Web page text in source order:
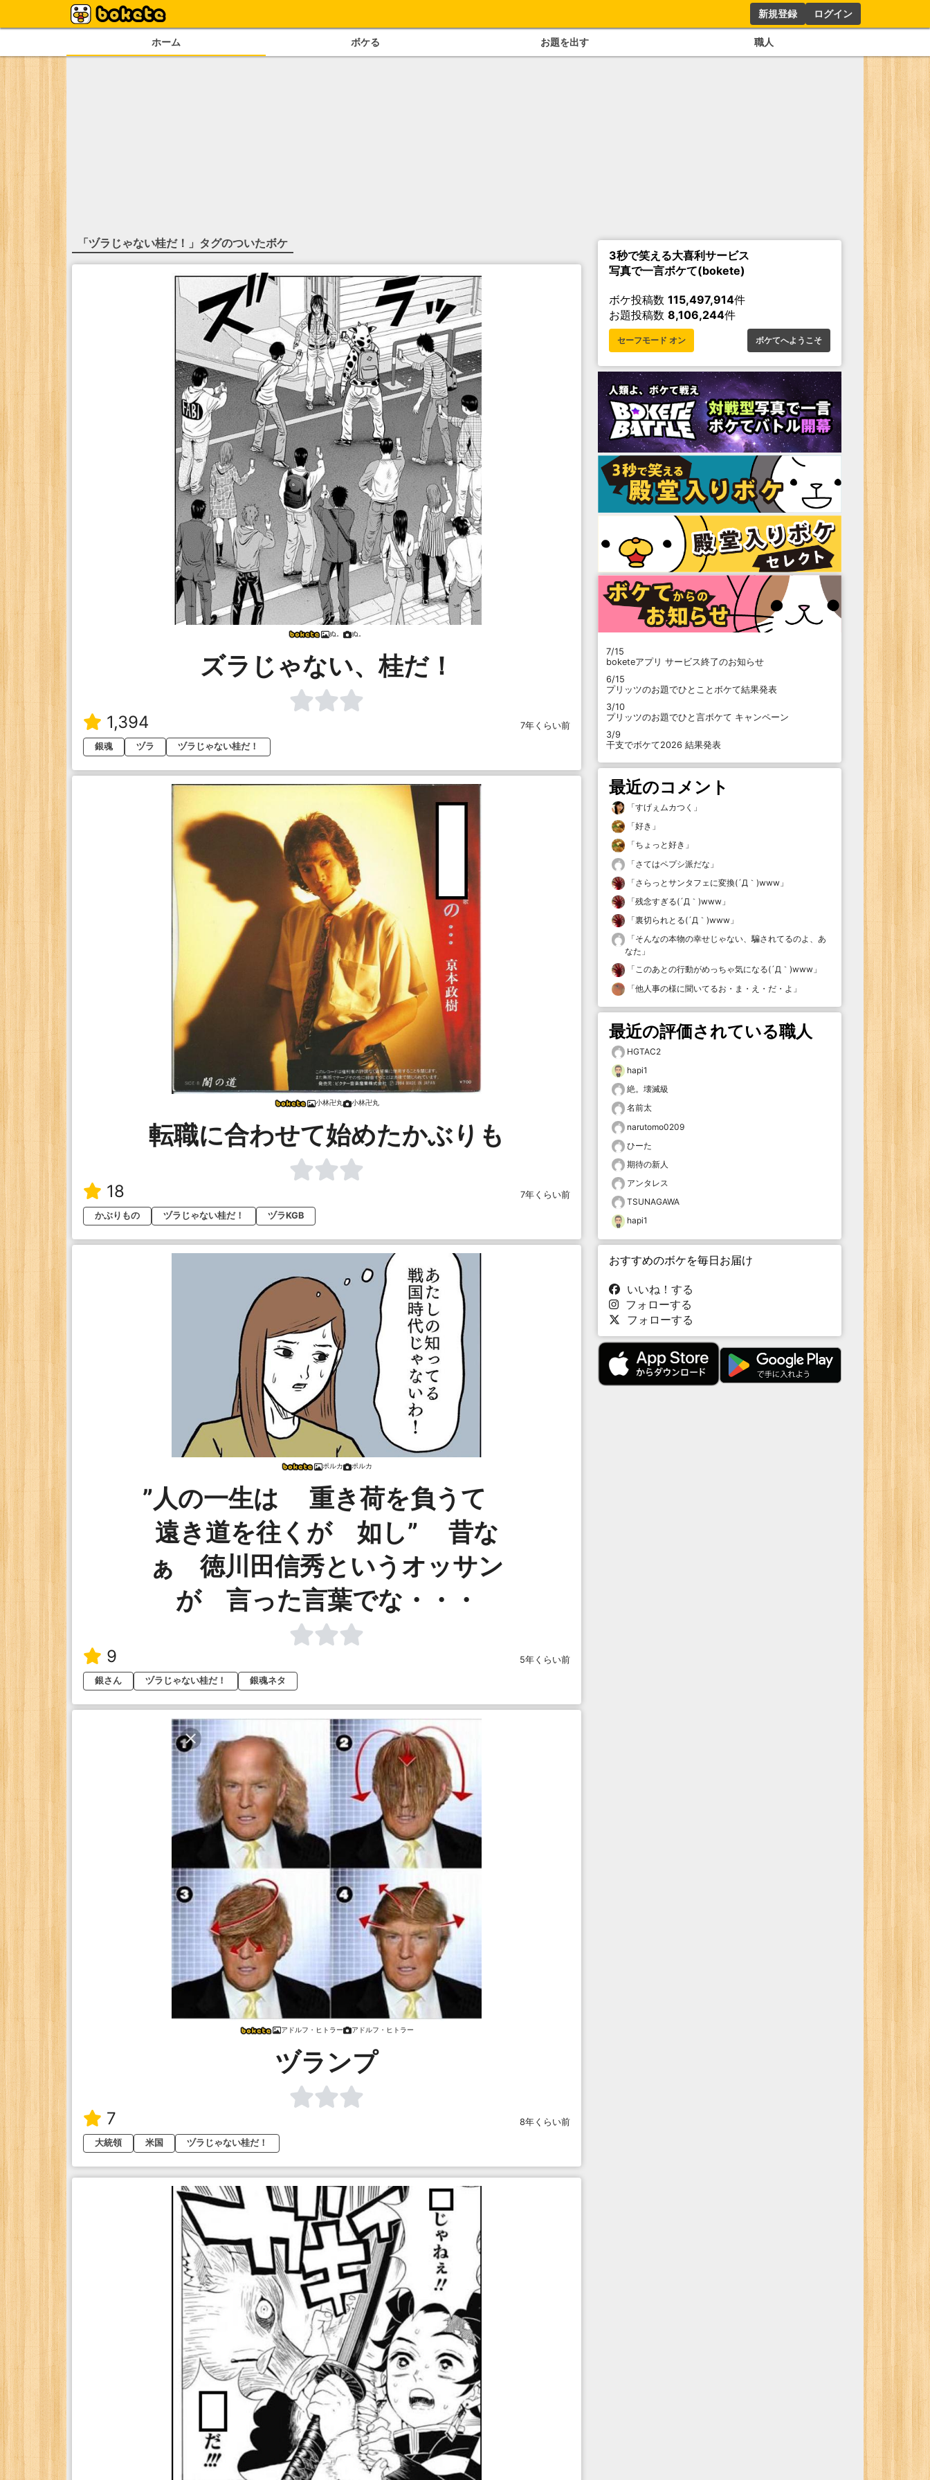
新規登録 ログイン
ホーム ボケる お題を出す 職人
「ヅラじゃない桂だ！ 」タグのついたボケ
ぬ。 ぬ。
ズラじゃない、桂だ！
1,394
7年くらい前
銀魂
ヅラ ヅラじゃない桂だ！
小林卍丸 小林卍丸
転職に合わせて始めたかぶりも
18
7年くらい前
かぶりもの
ヅラじゃない桂だ！ ヅラKGB
ポルカ ポルカ
”人の一生は 重き荷を負うて
遠き道を往くが 如し” 昔な
ぁ 徳川田信秀というオッサン
が 言った言葉でな・・・
9
5年くらい前
銀さん
ヅラじゃない桂だ！ 銀魂ネタ
アドルフ・ヒトラー アドルフ・ヒトラー
ヅランプ
7
8年くらい前
大統領
米国 ヅラじゃない桂だ！
3秒で笑える大喜利サービス
写真で一言ボケて(bokete)
ボケ投稿数 115,497,914件
お題投稿数 8,106,244件
セーフモード オン ボケてへようこそ
7/15
boketeアプリ サービス終了のお知らせ
6/15
プリッツのお題でひとことボケて結果発表
3/10
プリッツのお題でひと言ボケて キャンペーン
3/9
干支でボケて2026 結果発表
最近のコメント
「すげぇムカつく 」
「好き 」
「ちょっと好き 」
「さてはペプシ派だな 」
「さらっとサンタフェに変換(´Д｀)www 」
「残念すぎる(´Д｀)www 」
「裏切られとる(´Д｀)www 」
「そんなの本物の幸せじゃない、騙されてるのよ、あ
なた 」
「このあとの行動がめっちゃ気になる(´Д｀)www 」
「他人事の様に聞いてるお・ま・え・だ・よ 」
最近の評価されている職人
HGTAC2
hapi1
絶。壊滅級
名前太
narutomo0209
ひーた
期待の新人
アンタレス
TSUNAGAWA
hapi1
おすすめのボケを毎日お届け
いいね！する
フォローする
フォローする